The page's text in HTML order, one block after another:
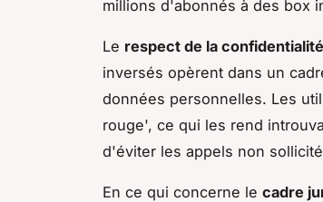
millions d'abonnés à des box
Le respect de la confidentialité
inversés opèrent dans un
données personnelles. Les
rouge', ce qui les rend
d'éviter les appels non
En ce qui concerne le cadre